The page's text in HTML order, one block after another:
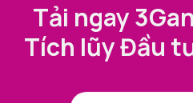
Tải ngay
Tích lũy Đầu